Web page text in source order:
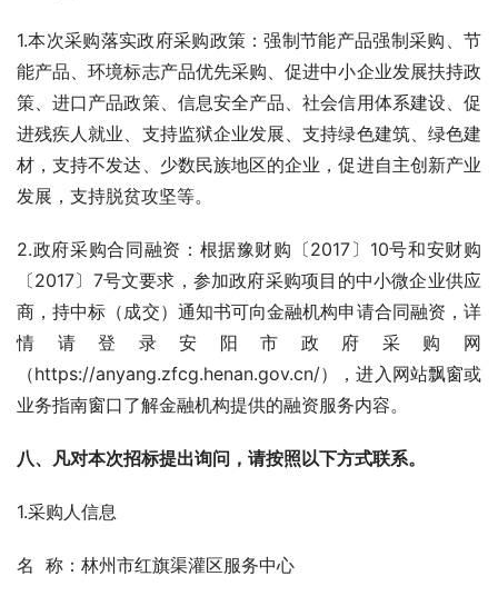
1.本次采购落实政府采购政策：强制节能产品强制采购、节
能产品、环境标志产品优先采购、促进中小企业发展扶持政
策、进口产品政策、信息安全产品、社会信用体系建设、促
进残疾人就业、支持监狱企业发展、支持绿色建筑、绿色建
材，支持不发达、少数民族地区的企业，促进自主创新产业
发展，支持脱贫攻坚等。
2.政府采购合同融资：根据豫财购〔2017〕10号和安财购
〔2017〕7号文要求，参加政府采购项目的中小微企业供应
商，持中标（成交）通知书可向金融机构申请合同融资，详
情请登录安阳市政府采购网
（https://anyang.zfcg.henan.gov.cn/），进入网站飘窗或
业务指南窗口了解金融机构提供的融资服务内容。
八、凡对本次招标提出询问，请按照以下方式联系。
1.采购人信息
名  称：林州市红旗渠灌区服务中心